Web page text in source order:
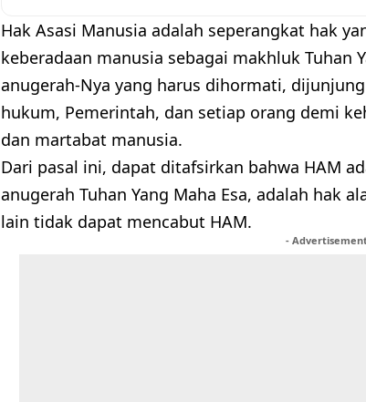
Hak Asasi Manusia adalah seperangkat hak
keberadaan manusia sebagai makhluk Tuhan
anugerah-Nya yang harus dihormati,
hukum, Pemerintah, dan setiap orang demi
dan martabat manusia.
Dari pasal ini, dapat ditafsirkan bahwa HAM
anugerah Tuhan Yang Maha Esa, adalah hak
lain tidak dapat mencabut HAM.
-